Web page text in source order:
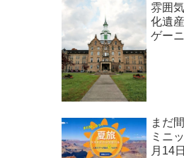
雰囲
化遺
ゲー
まだ
ミニ
月14